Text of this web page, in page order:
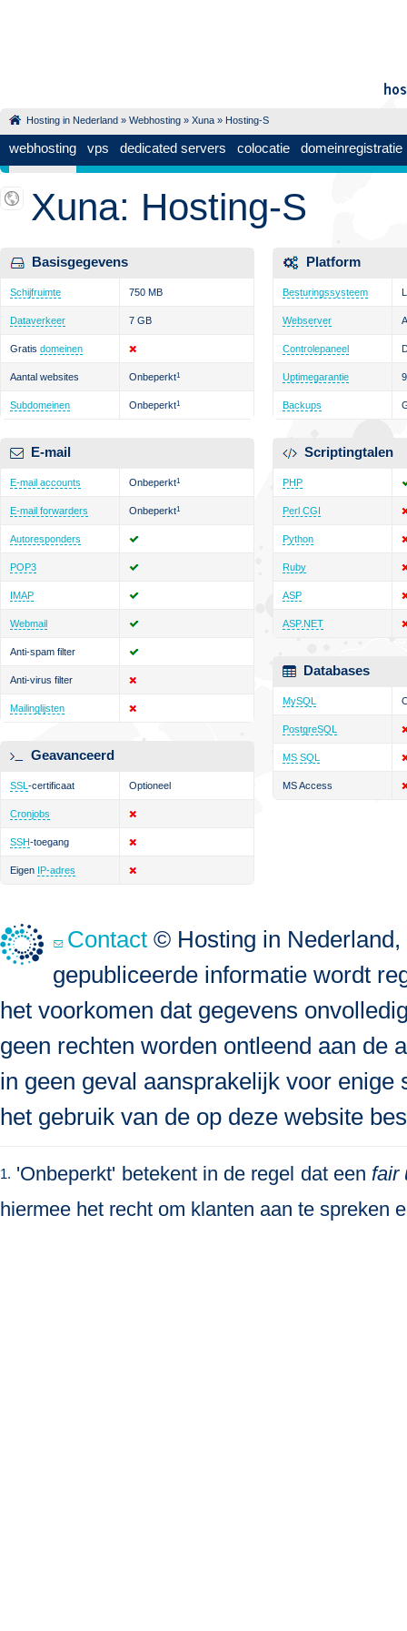
Hosting in Nederland » Webhosting » Xuna » Hosting-S
webhosting vps dedicated servers colocatie domeinregistratie
Xuna: Hosting-S
Basisgegevens
Schijfruimte 750 MB
Dataverkeer 7 GB
Gratis domeinen
Aantal websites Onbeperkt1
Subdomeinen Onbeperkt1
E-mail
E-mail accounts Onbeperkt1
E-mail forwarders Onbeperkt1
Autoresponders
POP3
IMAP
Webmail
Anti-spam filter
Anti-virus filter
Mailinglijsten
Geavanceerd
SSL -certificaat Optioneel
Cronjobs
SSH-toegang
Eigen IP-adres
Platform
Besturingssysteem
Webserver
Controlepaneel
Uptimegarantie
Backups
Scriptingtalen
PHP
Perl CGI
Python
Ruby
ASP
ASP.NET
Databases
MySQL
PostgreSQL
MS SQL
MS Access
Contact © Hosting in
gepubliceerde informatie wordt
het voorkomen dat gegevens
geen rechten worden ontleend aan de
in geen geval aansprakelijk voor
het gebruik van de op deze website
1. 'Onbeperkt' betekent in de regel dat een fair
hiermee het recht om klanten aan te spreken